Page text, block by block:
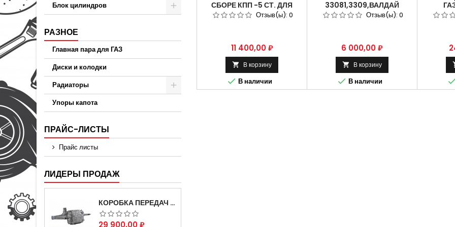
Блок цилиндров
РАЗНОЕ
Главная пара для ГАЗ
Диски и колодки
Радиаторы
Упоры капота
ПРАЙС-ЛИСТЫ
Прайс листы
ЛИДЕРЫ ПРОДАЖ
КОРОБКА ПЕРЕДАЧ НА ДЛЯ АВТОМОБИЛЯ ГАЗЕЛЬ 3302 АРТИКУЛ 3302-1700010 (УСИЛЕННАЯ)
Цена
29 900,00 ₽
СБОРЕ КПП -5 СТ. ДЛЯ
АВТОМОБИЛЯ ГАЗ-3309.
ВАЛДАЙ (ДЛЯ
Отзыв(ы): 0
Цена
11 400,00 ₽
 В корзину
 В наличии
33081,3309,ВАЛДАЙ
АРТИКУЛ 33104-1701105.
Отзыв(ы): 0
Цена
6 000,00 ₽
 В корзину
 В наличии